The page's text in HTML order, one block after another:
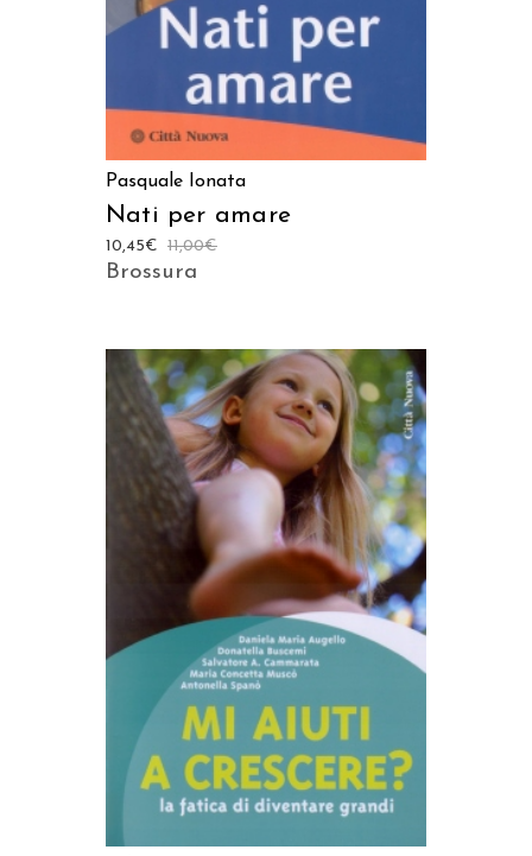
Pasquale Ionata
Nati per amare
11,00€
10,45€
Brossura
AGGIUNGI AL CARRELLO